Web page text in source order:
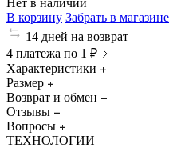
В корзину Забрать в магазине
14 дней на возврат
4 платежа по 1 ₽
Характеристики
Размер
Возврат и обмен
Отзывы
Вопросы
ТЕХНОЛОГИИ